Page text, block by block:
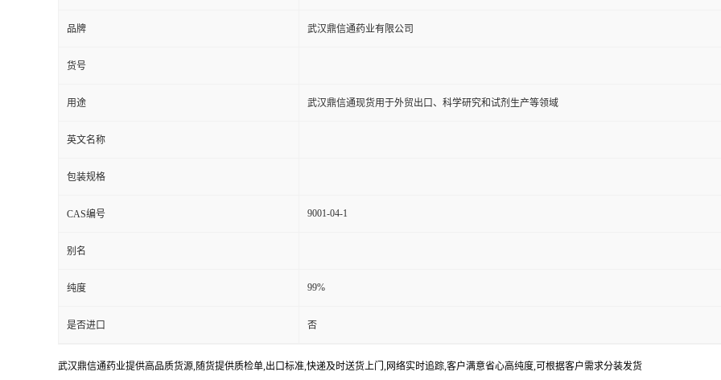
品牌 武汉鼎信通药业有限公司
货号
用途 武汉鼎信通现货用于外贸出口、科学研究和试剂生产等领域
英文名称
包装规格
CAS编号 9001-04-1
别名
纯度 99%
是否进口 否
武汉鼎信通药业提供高品质货源,随货提供质检单,出口标准,快递及时送货上门,网络实时追踪,客户满意省心高纯度,可根据客户需求分装发货